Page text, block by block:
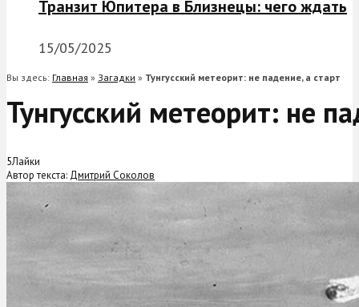
Транзит Юпитера в Близнецы: чего ждать
15/05/2025
Вы здесь: Главная » Загадки » Тунгусский метеорит: не падение, а старт
Тунгусский метеорит: не
5Лайки
Автор текста: Дмитрий Соколов